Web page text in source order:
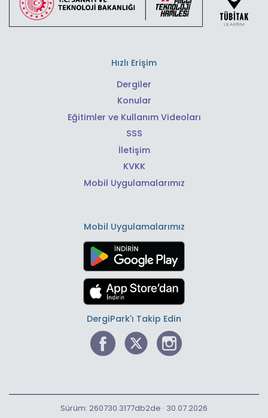
Hızlı Erişim
Dergiler
Konular
Eğitimler ve Kullanım Videoları
SSS
İletişim
KVKK
Mobil Uygulamalarımız
Mobil Uygulamalarımız
DergiPark'ı Takip Edin
Sürüm: 260730.3177db2de · 30.07.2026